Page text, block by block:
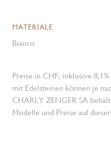
MATERIALE
Bianco
Preise in CHF, inklusive
mit Edelsteinen können je
CHARLY ZENGER SA
Modelle und Preise auf